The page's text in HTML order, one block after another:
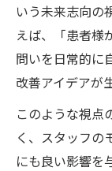
いう未来志向の
えば、「患者様
問いを日常的に
改善アイデアが
このような視点
く、スタッフの
にも良い影響を